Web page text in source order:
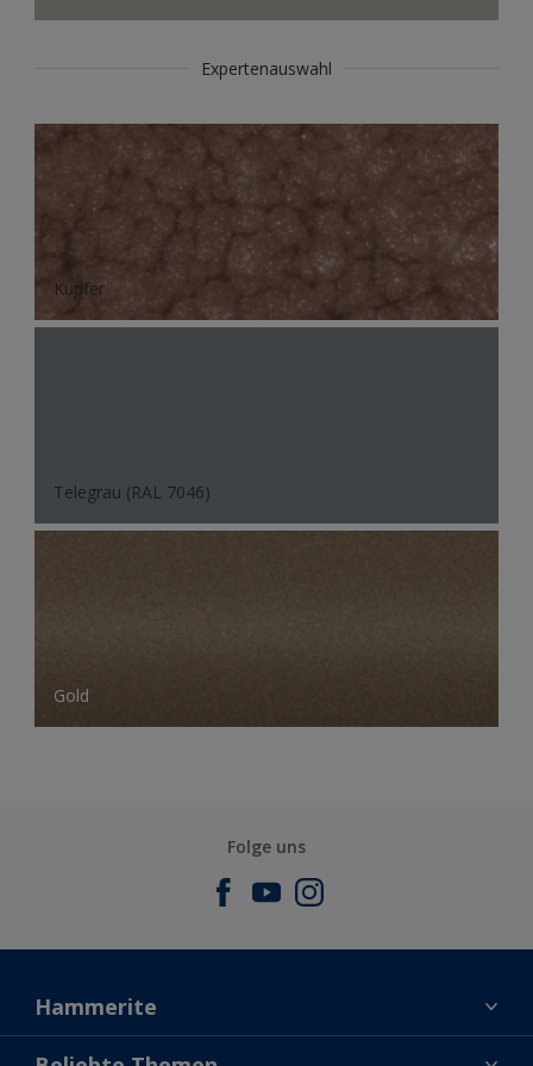
Expertenauswahl
Kupfer
Telegrau (RAL 7046)
Gold
Folge uns
Hammerite
Kontaktiere uns